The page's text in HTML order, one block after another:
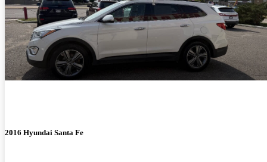
2016 Hyundai Santa Fe